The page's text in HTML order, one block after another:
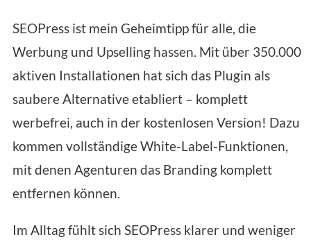
SEOPress ist mein Geheimtipp für alle, die
Werbung und Upselling hassen. Mit über 350.000
aktiven Installationen hat sich das Plugin als
saubere Alternative etabliert – komplett
werbefrei, auch in der kostenlosen Version! Dazu
kommen vollständige White-Label-Funktionen,
mit denen Agenturen das Branding komplett
entfernen können.
Im Alltag fühlt sich SEOPress klarer und weniger